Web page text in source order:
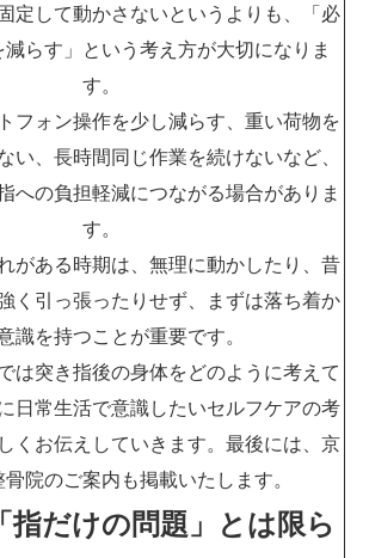
定して動かさないというよりも、「必
らす」という考え方が大切になりま
す。
フォン操作を少し減らす、重い荷物を
い、長時間同じ作業を続けないなど、
への負担軽減につながる場合がありま
す。
がある時期は、無理に動かしたり、昔
く引っ張ったりせず、まずは落ち着か
識を持つことが重要です。
は突き指後の身体をどのように考えて
日常生活で意識したいセルフケアの考
くお伝えしていきます。最後には、京
院のご案内も掲載いたします。
指だけの問題」とは限ら